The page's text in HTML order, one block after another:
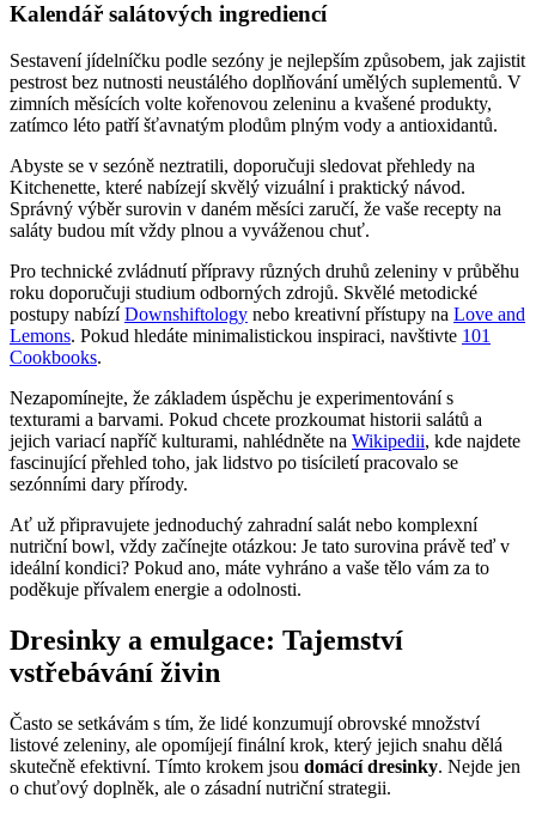
Kalendář salátových ingrediencí
Sestavení jídelníčku podle sezóny je nejlepším způsobem, jak zajistit
pestrost bez nutnosti neustálého doplňování umělých suplementů. V
zimních měsících volte kořenovou zeleninu a kvašené produkty,
zatímco léto patří šťavnatým plodům plným vody a antioxidantů.
Abyste se v sezóně neztratili, doporučuji sledovat přehledy na
Kitchenette, které nabízejí skvělý vizuální i praktický návod.
Správný výběr surovin v daném měsíci zaručí, že vaše recepty na
saláty budou mít vždy plnou a vyváženou chuť.
Pro technické zvládnutí přípravy různých druhů zeleniny v průběhu
roku doporučuji studium odborných zdrojů. Skvělé metodické
postupy nabízíDownshiftology nebo kreativní přístupy na Love and
Lemons. Pokud hledáte minimalistickou inspiraci, navštivte 101
Cookbooks.
Nezapomínejte, že základem úspěchu je experimentování s
texturami a barvami. Pokud chcete prozkoumat historii salátů a
jejich variací napříč kulturami, nahlédněte na Wikipedii, kde najdete
fascinující přehled toho, jak lidstvo po tisíciletí pracovalo se
sezónními dary přírody.
Ať už připravujete jednoduchý zahradní salát nebo komplexní
nutriční bowl, vždy začínejte otázkou: Je tato surovina právě teď v
ideální kondici? Pokud ano, máte vyhráno a vaše tělo vám za to
poděkuje přívalem energie a odolnosti.
Dresinky a emulgace: Tajemství
vstřebávání živin
Často se setkávám s tím, že lidé konzumují obrovské množství
listové zeleniny, ale opomíjejí finální krok, který jejich snahu dělá
skutečně efektivní. Tímto krokem jsou domácí dresinky. Nejde jen
o chuťový doplněk, ale o zásadní nutriční strategii.